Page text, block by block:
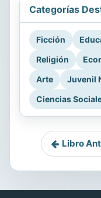
Categorías
Ficción
Religión
Arte
Juvenil
Ciencias
Libro